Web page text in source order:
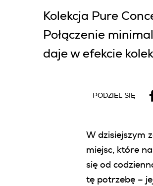
Kolekcja Pure
Połączenie
daje w efekcie
PODZIEL SIĘ
W dzisiejszym
miejsc, które
się od
tę potrzebę –